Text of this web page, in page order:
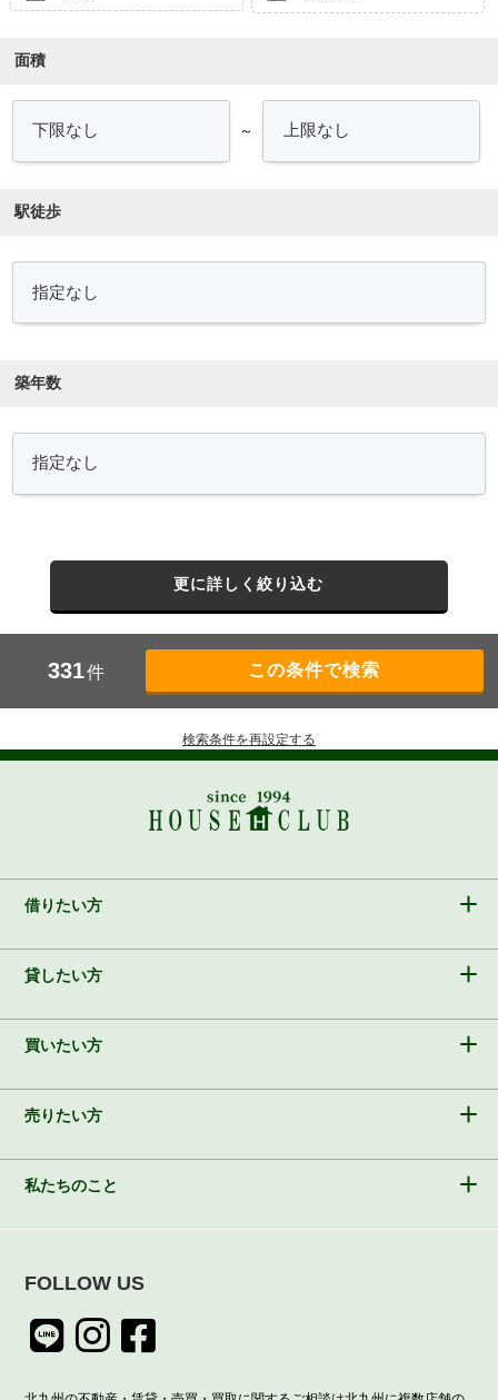
面積
～
駅徒歩
築年数
更に詳しく絞り込む
331件
検索条件を再設定する
借りたい方
貸したい方
買いたい方
売りたい方
私たちのこと
FOLLOW US